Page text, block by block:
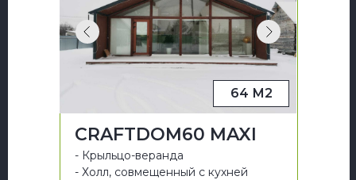
CRAFTDOM60 MAXI
- Крыльцо-веранда
- Холл, совмещенный с кухней
64 М2